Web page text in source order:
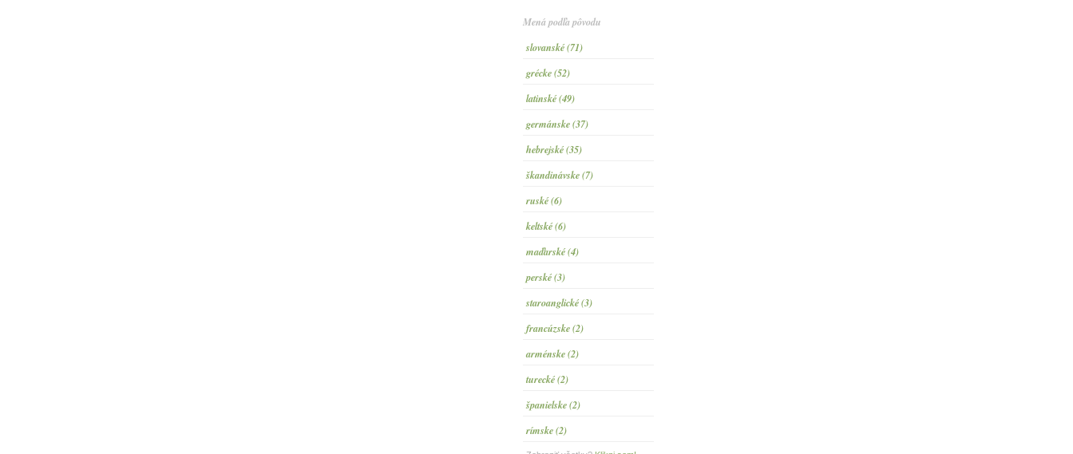
Mená podľa pôvodu
slovanské (71)
grécke (52)
latinské (49)
germánske (37)
hebrejské (35)
škandinávske (7)
ruské (6)
keltské (6)
maďarské (4)
perské (3)
staroanglické (3)
francúzske (2)
arménske (2)
turecké (2)
španielske (2)
rímske (2)